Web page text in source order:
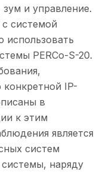
и управление.
системой
PERCo-S-20.
IP-
в
к этим
является
систем
системы, наряду